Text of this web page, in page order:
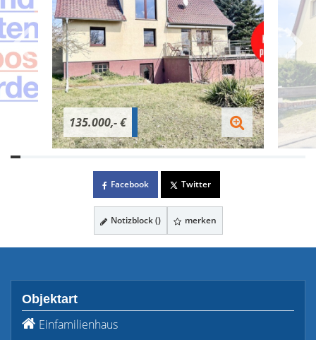
135.000,- €
Facebook Twitter
Notizblock () merken
Objektart
Einfamilienhaus